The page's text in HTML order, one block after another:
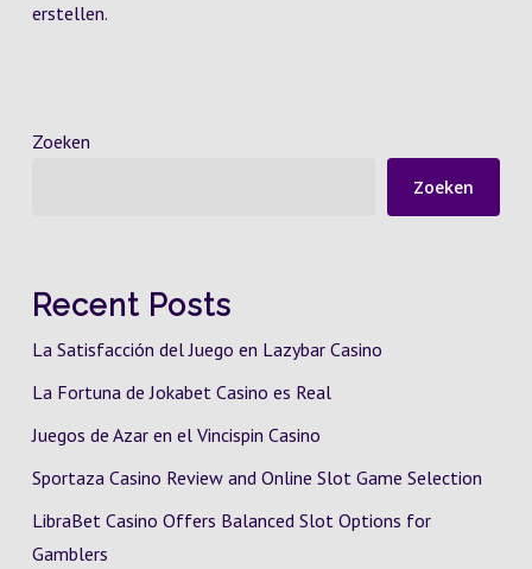
erstellen.
Zoeken
Zoeken
Recent Posts
La Satisfacción del Juego en Lazybar Casino
La Fortuna de Jokabet Casino es Real
Juegos de Azar en el Vincispin Casino
Sportaza Casino Review and Online Slot Game Selection
LibraBet Casino Offers Balanced Slot Options for
Gamblers